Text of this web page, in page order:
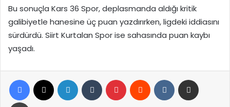
Bu sonuçla Kars 36 Spor, deplasmanda aldığı kritik
galibiyetle hanesine üç puan yazdırırken, ligdeki iddiasını
sürdürdü. Siirt Kurtalan Spor ise sahasında puan kaybı
yaşadı.
Facebook LinkedIn Tumblr Pinterest Reddit VKontakte
Yazdır